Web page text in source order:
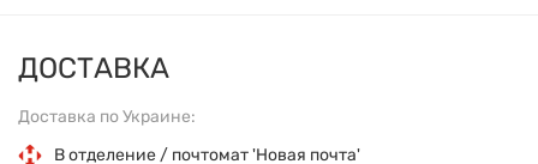
ДОСТАВКА
Доставка по Украине:
В отделение / почтомат 'Новая почта'
Объем:239.4 г.